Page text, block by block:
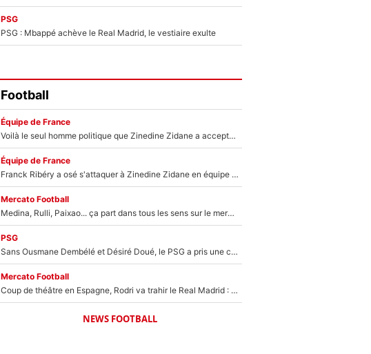
PSG
PSG : Mbappé achève le Real Madrid, le vestiaire exulte
Football
Équipe de France
Voilà le seul homme politique que Zinedine Zidane a accepté dans son entourage : «Je garde un très bon souvenir de lui»
Équipe de France
Franck Ribéry a osé s'attaquer à Zinedine Zidane en équipe de France : «Je n'aurais jamais fait ça»
Mercato Football
Medina, Rulli, Paixao... ça part dans tous les sens sur le mercato de l'OM : Frank McCourt va enfin récupérer l'argent qu'il attend ?
PSG
Sans Ousmane Dembélé et Désiré Doué, le PSG a pris une correction face à Majorque : Luis Enrique attend avec impatience des renforts !
Mercato Football
Coup de théâtre en Espagne, Rodri va trahir le Real Madrid : Le Ballon d'Or a choisi de signer au FC Barcelone !
NEWS FOOTBALL